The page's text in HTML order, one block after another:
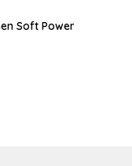
Soft Power